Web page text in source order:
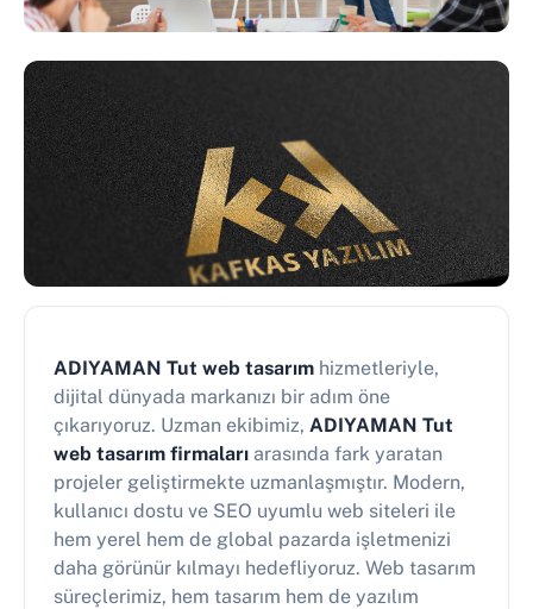
ADIYAMAN Tut web tasarım hizmetleriyle,
dijital dünyada markanızı bir adım öne
çıkarıyoruz. Uzman ekibimiz, ADIYAMAN Tut
web tasarım firmaları arasında fark yaratan
projeler geliştirmekte uzmanlaşmıştır. Modern,
kullanıcı dostu ve SEO uyumlu web siteleri ile
hem yerel hem de global pazarda işletmenizi
daha görünür kılmayı hedefliyoruz. Web tasarım
süreçlerimiz, hem tasarım hem de yazılım